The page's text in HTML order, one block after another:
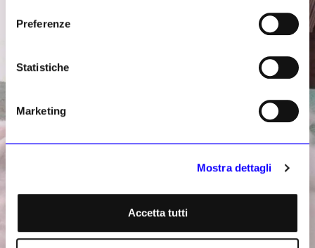
Preferenze
Statistiche
Marketing
Mostra dettagli
Accetta tutti